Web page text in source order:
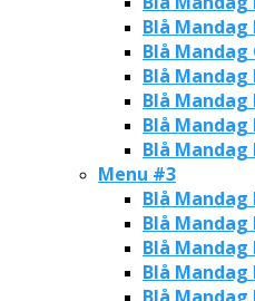
Blå Mandag
Blå Mandag
Blå Mandag
Blå
Blå Mandag
Blå
Menu #3
Blå
Blå Mandag
Blå
Blå